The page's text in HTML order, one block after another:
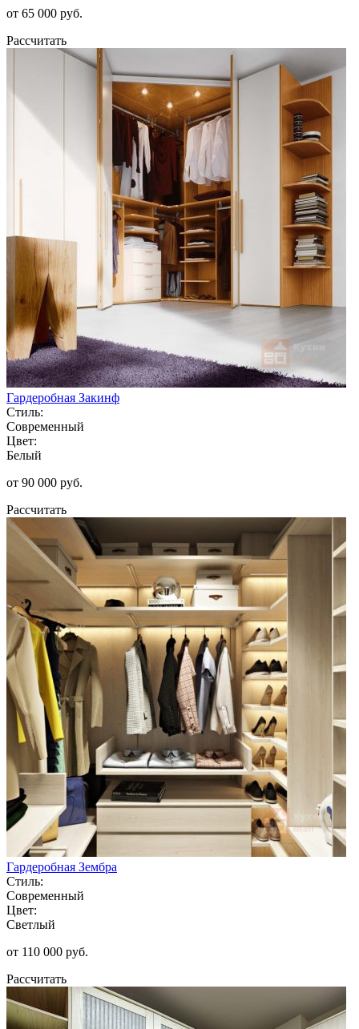
от 65 000 руб.
Рассчитать
Гардеробная Закинф
Стиль:
Современный
Цвет:
Белый
от 90 000 руб.
Рассчитать
Гардеробная Зембра
Стиль:
Современный
Цвет:
Светлый
от 110 000 руб.
Рассчитать